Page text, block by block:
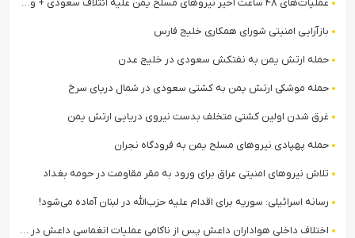
بازآرایی امنیتی شورای همکاری خلیج فارس
حمله ارتش یمن به نفتکش سعودی در خلیج عدن
حمله موشکی ارتش یمن به کشتی سعودی در شمال دریای سرخ
غرق شدن اولین کشتی متخلف بدست نیروی دریایی ارتش یمن
حمله پهپادی نیروهای مسلح یمن به فرودگاه نجران
تلاش نیروهای امنیتی عراق برای ورود به مقر مقاومت در حومه بغداد
رسانه اسرائیلی: سوریه برای اقدام علیه حزب‌الله در لبنان آماده می‌شود!
اختلاف داخلی هواداران داعش پس از ناکامی عملیات انغماسی داعش در رقه